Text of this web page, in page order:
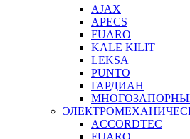
AJAX
APECS
FUARO
KALE KILIT
LEKSA
PUNTO
ГАРДИАН
ACCORDTEC
FUARO